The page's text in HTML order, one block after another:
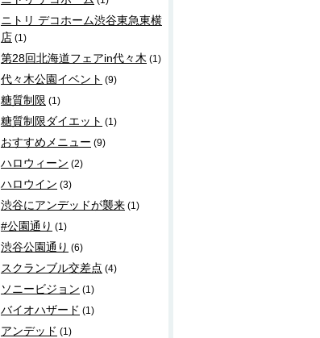
ニトリ デコホーム渋谷東急東横
店 (1)
第28回北海道フェアin代々木 (1)
代々木公園イベント (9)
糖質制限 (1)
糖質制限ダイエット (1)
おすすめメニュー (9)
ハロウィーン (2)
ハロウイン (3)
渋谷にアンデッドが襲来 (1)
#公園通り (1)
渋谷公園通り (6)
スクランブル交差点 (4)
ソニービジョン (1)
バイオハザード (1)
アンデッド (1)